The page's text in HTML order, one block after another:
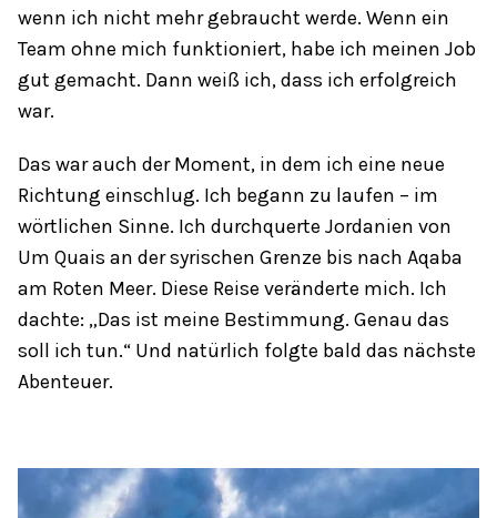
wenn ich nicht mehr gebraucht werde. Wenn ein
Team ohne mich funktioniert, habe ich meinen Job
gut gemacht. Dann weiß ich, dass ich erfolgreich
war.
Das war auch der Moment, in dem ich eine neue
Richtung einschlug. Ich begann zu laufen – im
wörtlichen Sinne. Ich durchquerte Jordanien von
Um Quais an der syrischen Grenze bis nach Aqaba
am Roten Meer. Diese Reise veränderte mich. Ich
dachte: „Das ist meine Bestimmung. Genau das
soll ich tun.“ Und natürlich folgte bald das nächste
Abenteuer.